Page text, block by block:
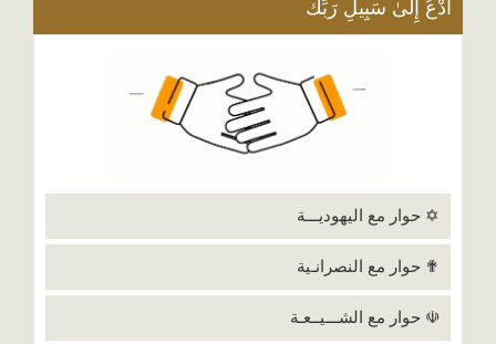
ادْعُ إِلَىٰ سَبِيلِ رَبِّكَ
✡ حوار مع اليهوديـــة
✟ حوار مع النصرانـية
☫ حوار مع الشـــيــعـة